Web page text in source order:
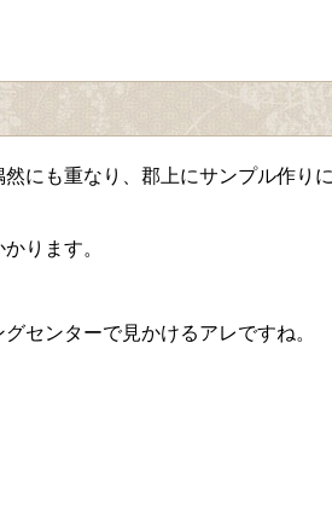
にも重なり、郡上にサンプル作り
ります。
センターで見かけるアレですね。